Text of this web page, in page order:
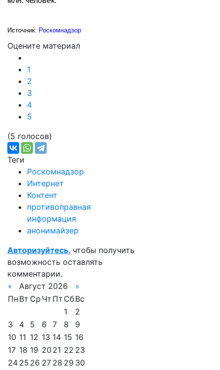
Источник: Роскомнадзор
Оцените материал
1
2
3
4
5
(5 голосов)
Теги
Роскомнадзор
Интернет
Контент
противоправная
информация
анонимайзер
Авторизуйтесь, чтобы получить
возможность оставлять
комментарии.
«
Август 2026
»
Пн Вт Ср Чт Пт СбВс
1
2
3
4 5 6 7 8
9
10 11 12 13 14 15 16
17 18 19 20 21 22 23
24 25 26 27 28 29 30